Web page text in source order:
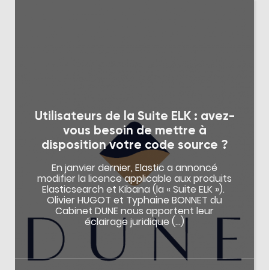
Utilisateurs de la Suite ELK : avez-
vous besoin de mettre à
disposition votre code source ?
En janvier dernier, Elastic a annoncé
modifier la licence applicable aux produits
Elasticsearch et Kibana (la « Suite ELK »).
Olivier HUGOT et Typhaine BONNET du
Cabinet DUNE nous apportent leur
éclairage juridique (…)